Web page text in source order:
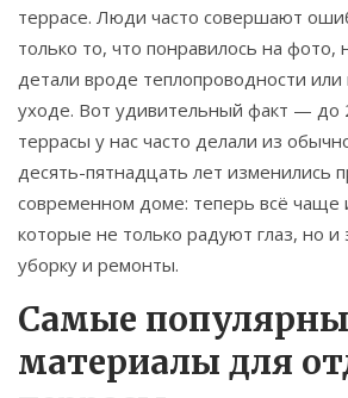
террасе. Люди часто совершают
только то, что понравилось на фото,
детали вроде теплопроводности или
уходе. Вот удивительный факт — до
террасы у нас часто делали из
десять-пятнадцать лет изменились
современном доме: теперь всё
которые не только радуют глаз, но и
уборку и ремонты.
Самые
материалы для